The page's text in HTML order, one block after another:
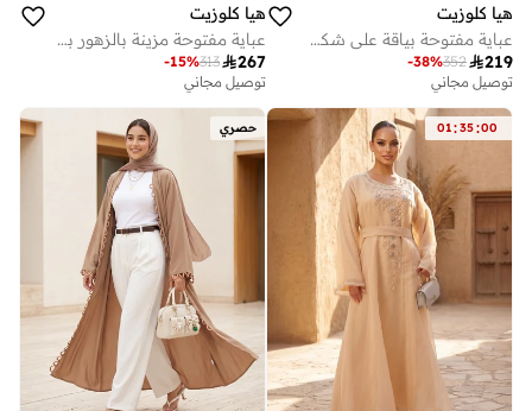
هيا كلوزيت
عباية مفتوحة بياقة على شكل حرف وتفاصيل دانتيل وطيات
219
352
-38%
توصيل مجاني
هيا كلوزيت
عباية مفتوحة مزينة بالزهور بياقة مطوية
267
313
-15%
توصيل مجاني
01:35:00 حصري